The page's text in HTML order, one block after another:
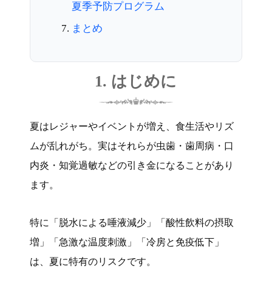
夏季予防プログラム
まとめ
1. はじめに
夏はレジャーやイベントが増え、食生活やリズ
ムが乱れがち。実はそれらが虫歯・歯周病・口
内炎・知覚過敏などの引き金になることがあり
ます。
特に「脱水による唾液減少」「酸性飲料の摂取
増」「急激な温度刺激」「冷房と免疫低下」
は、夏に特有のリスクです。